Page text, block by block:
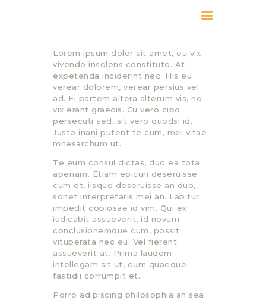
ДОСТАВКА
О БРЕНДЕ
ГДЕ КУПИТЬ
Lorem ipsum dolor sit amet, eu vix
vivendo insolens constituto. At
expetenda inciderint nec. His eu
verear dolorem, verear persius vel
ad. Ei partem altera alterum vis, no
vix erant graecis. Cu vero cibo
persecuti sed, sit vero quodsi id.
Justo inani putent te cum, mei vitae
mnesarchum ut.
Te eum consul dictas, duo ea tota
aperiam. Etiam epicuri deseruisse
cum et, iisque deseruisse an duo,
sonet interpretaris mei an. Labitur
impedit copiosae id vim. Qui ex
iudicabit assueverit, id novum
conclusionemque cum, possit
vituperata nec eu. Vel fierent
assueverit at. Prima laudem
intellegam sit ut, eum quaeque
fastidii corrumpit et.
Porro adipiscing philosophia an sea.